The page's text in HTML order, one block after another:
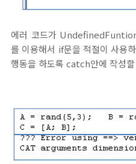
에러 코드가
를 이용해서 if문을 적절이 사용
행동을 하도록 catch안에 작성